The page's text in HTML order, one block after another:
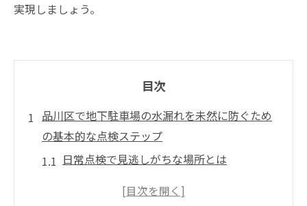
実現しましょう。
目次
品川区で地下駐車場の水漏れを未然に防ぐため
の基本的な点検ステップ
日常点検で見逃しがちな場所とは
シーズンごとの点検の重要性